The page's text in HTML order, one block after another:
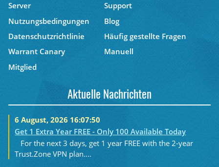
Server
Support
Nutzungsbedingungen
Blog
Datenschutzrichtlinie
Häufig gestellte Fragen
Warrant Canary
Manuell
Mitglied
Aktuelle Nachrichten
6 August, 2026 16:07:50
Get 1 Extra Year FREE - Only 100 Available Today
For the next 3 days, get 1 year FREE with the 2-year
Trust.Zone VPN plan....